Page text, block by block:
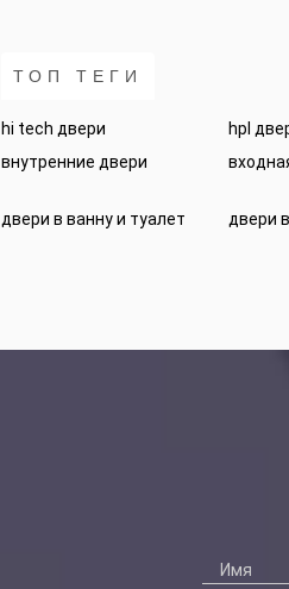
ТОП ТЕГИ
hi tech двери hpl
внутренние двери
двери в ванну и туалет двери